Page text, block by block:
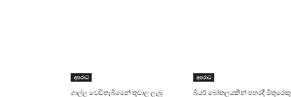
අපරාධ
ගාල්ල වෙඩිතැබීමෙන් තුවාල ලැබූ
අපරාධ
බියර් බෝතලයකින් පහරදී මිතුරෙකු